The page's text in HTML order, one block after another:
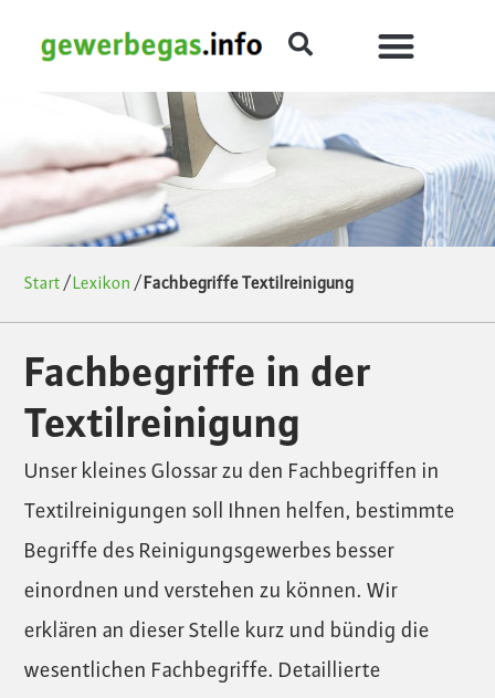
Start / Lexikon / Fachbegriffe Textilreinigung
Fachbegriffe in der
Textilreinigung
Unser kleines Glossar zu den Fachbegriffen in
Textilreinigungen soll Ihnen helfen, bestimmte
Begriffe des Reinigungsgewerbes besser
einordnen und verstehen zu können. Wir
erklären an dieser Stelle kurz und bündig die
wesentlichen Fachbegriffe. Detaillierte